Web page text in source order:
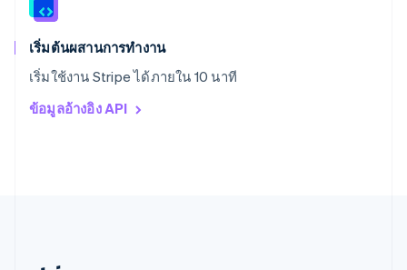
เริ่มต้นผสานการทำงาน
เริ่มใช้งาน Stripe ได้ภายใน 10 นาที
ข้อมูลอ้างอิง API
ออสเตรเลีย
English
DeutschEnglish
อิตาลี
ItalianoEnglish